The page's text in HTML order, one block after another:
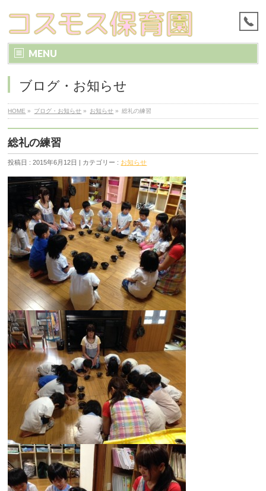
MENU
ブログ・お知らせ
HOME » ブログ・お知らせ » お知らせ » 総礼の練習
総礼の練習
投稿日 : 2015年6月12日 | カテゴリー : お知らせ